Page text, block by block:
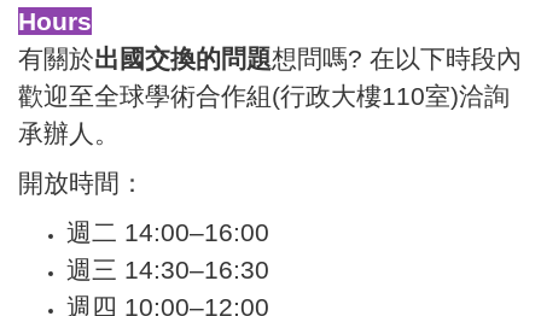
Hours
有關於出國交換的問題想問嗎? 在以下時段內
歡迎至全球學術合作組(行政大樓110室)洽詢
承辦人。
開放時間：
週二 14:00–16:00
週三 14:30–16:30
週四 10:00–12:00